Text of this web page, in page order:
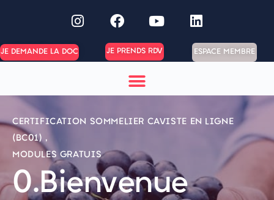
JE DEMANDE LA DOC JE PRENDS RDV ESPACE MEMBRE
CERTIFICATION SOMMELIER CAVISTE EN LIGNE
(BC01) ,
MODULES GRATUIS
0.Bienvenue